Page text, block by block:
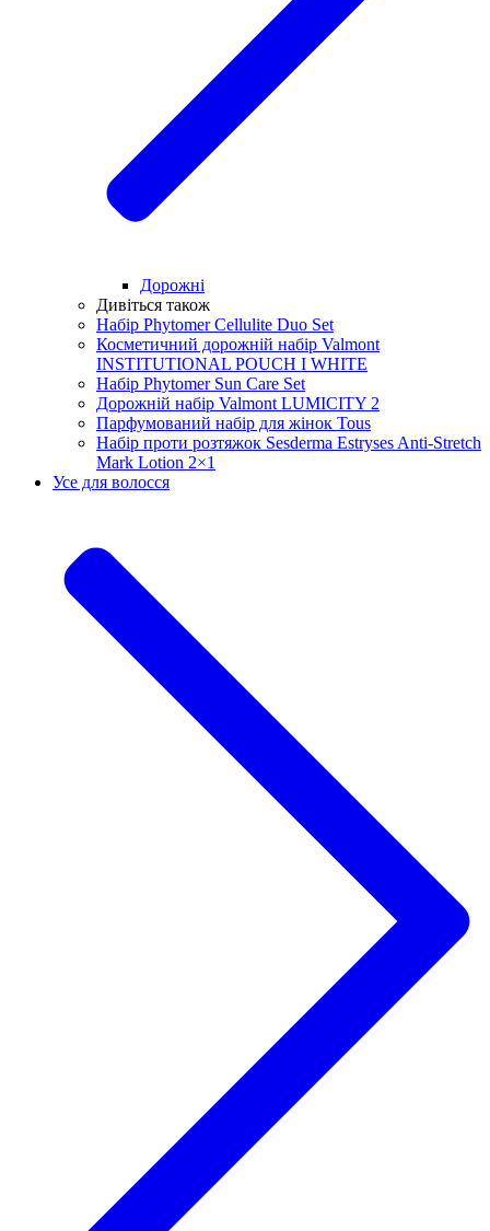
Дорожні
Дивіться також
Набір Phytomer Cellulite Duo Set
Косметичний дорожній набір Valmont
INSTITUTIONAL POUCH I WHITE
Набір Phytomer Sun Care Set
Дорожній набір Valmont LUMICITY 2
Парфумований набір для жінок Tous
Набір проти розтяжок Sesderma Estryses Anti-Stretch
Mark Lotion 2×1
Усе для волосся